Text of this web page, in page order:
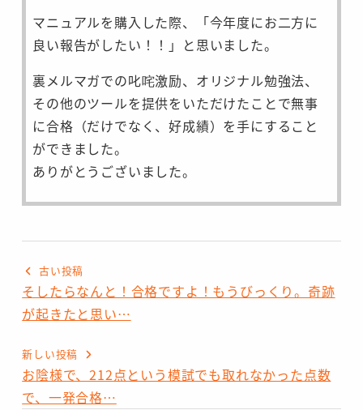
マニュアルを購入した際、「今年度にお二方に
良い報告がしたい！！」と思いました。
裏メルマガでの叱咤激励、オリジナル勉強法、
その他のツールを提供をいただけたことで無事
に合格（だけでなく、好成績）を手にすること
ができました。
ありがとうございました。
古い投稿
そしたらなんと！合格ですよ！もうびっくり。奇跡
が起きたと思い…
新しい投稿
お陰様で、212点という模試でも取れなかった点数
で、一発合格…